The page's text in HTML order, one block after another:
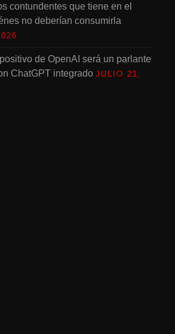
contundentes que tiene en el
no deberían consumirla
de OpenAI será un parlante
ChatGPT integrado JULIO 21,